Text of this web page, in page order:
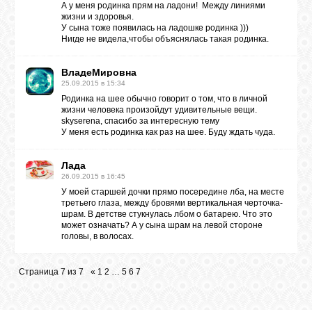
А у меня родинка прям на ладони! Между линиями
жизни и здоровья.
У сына тоже появилась на ладошке родинка )))
Нигде не видела,чтобы объяснялась такая родинка.
ВладеМировна
25.09.2015 в 15:34
Родинка на шее обычно говорит о том, что в личной
жизни человека произойдут удивительные вещи.
skyserena, спасибо за интересную тему
У меня есть родинка как раз на шее. Буду ждать чуда.
Лaдa
26.09.2015 в 16:45
У моей старшей дочки прямо посередине лба, на месте
третьего глаза, между бровями вертикальная черточка-
шрам. В детстве стукнулась лбом о батарею. Что это
может означать? А у сына шрам на левой стороне
головы, в волосах.
Страница 7 из 7 « 1 2 … 5 6 7